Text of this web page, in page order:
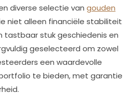
diverse selectie van gouden
niet alleen financiële stabiliteit
tastbaar stuk geschiedenis en
geselecteerd om zowel
een waardevolle
te bieden, met garantie